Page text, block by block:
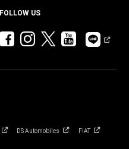
FOLLOW US
DSAutomobiles FIAT